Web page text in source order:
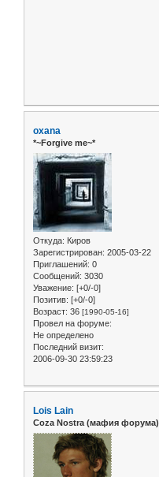
oxana
*~Forgive me~*
Откуда: Киров
Зарегистрирован: 2005-03-22
Приглашений: 0
Сообщений: 3030
Уважение: [+0/-0]
Позитив: [+0/-0]
Возраст: 36 [1990-05-16]
Провел на форуме:
Не определено
Последний визит:
2006-09-30 23:59:23
Lois Lain
Coza Nostra (мафия форума)